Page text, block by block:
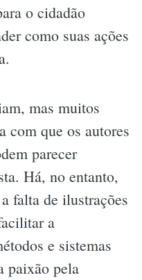
o cidadão
como suas ações
mas muitos
com que os autores
parecer
Há, no entanto,
falta de ilustrações
a
e sistemas
paixão pela